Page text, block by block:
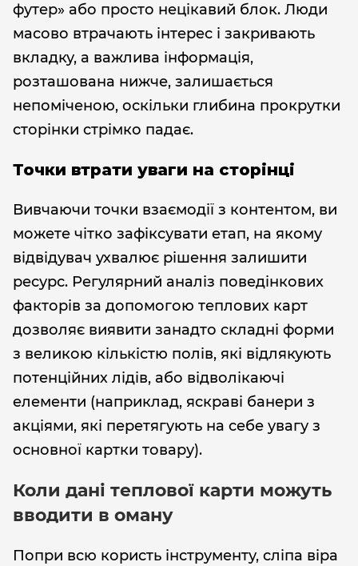
футер» або просто нецікавий блок. Люди
масово втрачають інтерес і закривають
вкладку, а важлива інформація,
розташована нижче, залишається
непоміченою, оскільки глибина прокрутки
сторінки стрімко падає.
Точки втрати уваги на сторінці
Вивчаючи точки взаємодії з контентом, ви
можете чітко зафіксувати етап, на якому
відвідувач ухвалює рішення залишити
ресурс. Регулярний аналіз поведінкових
факторів за допомогою теплових карт
дозволяє виявити занадто складні форми
з великою кількістю полів, які відлякують
потенційних лідів, або відволікаючі
елементи (наприклад, яскраві банери з
акціями, які перетягують на себе увагу з
основної картки товару).
Коли дані теплової карти можуть
вводити в оману
Попри всю користь інструменту, сліпа віра